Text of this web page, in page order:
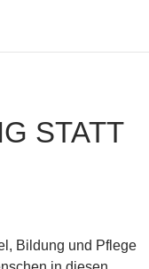
STATT
Bildung und Pflege